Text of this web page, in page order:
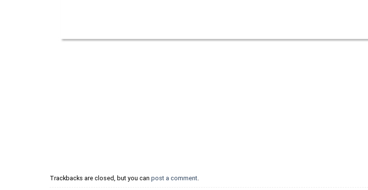
Trackbacks are closed, but you can post a comment.